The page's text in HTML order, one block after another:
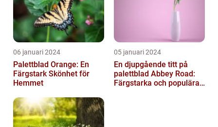
06 januari 2024
Palettblad Orange: En
Färgstark Skönhet för
Hemmet
05 januari 2024
En djupgående titt på
palettblad Abbey Road:
Färgstarka och populära